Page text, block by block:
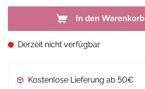
In den Warenkorb
Derzeit nicht verfügbar
Kostenlose Lieferung ab 50€